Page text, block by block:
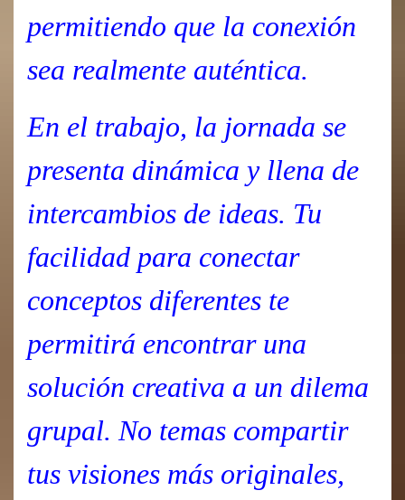
permitiendo que la conexión
sea realmente auténtica.
En el trabajo, la jornada se
presenta dinámica y llena de
intercambios de ideas. Tu
facilidad para conectar
conceptos diferentes te
permitirá encontrar una
solución creativa a un dilema
grupal. No temas compartir
tus visiones más originales,